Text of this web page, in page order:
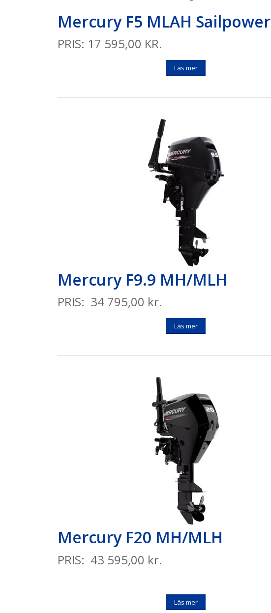
Mercury F5 MLAH Sailpower
PRIS: 17 595,00 KR.
Läs mer
Mercury F9.9 MH/MLH
PRIS: 34 795,00 kr.
Läs mer
Mercury F20 MH/MLH
PRIS: 43 595,00 kr.
Läs mer